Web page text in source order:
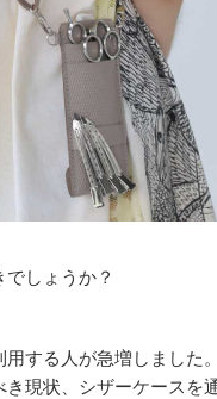
しょうか？
する人が急増しました。
現状、シザーケースを